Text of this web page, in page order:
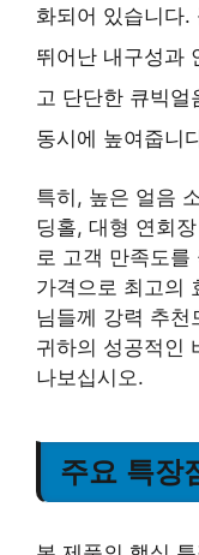
화되어 있습니다.
뛰어난 내구성과
고 단단한 큐빅
동시에 높여줍니
특히, 높은 얼음
딩홀, 대형 연회
로 고객 만족도
가격으로 최고의
님들께 강력 추천
귀하의 성공적인
나보십시오.
주요 특장